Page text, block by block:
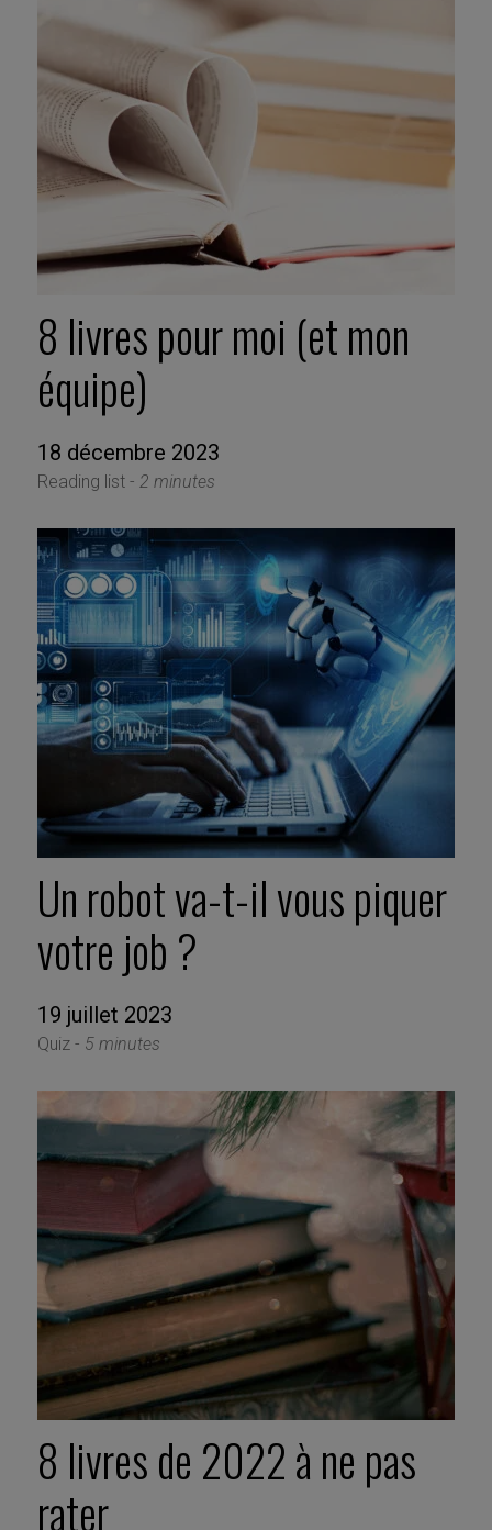
8 livres pour moi (et mon
équipe)
18 décembre 2023
Reading list - 2 minutes
Un robot va-t-il vous piquer
votre job ?
19 juillet 2023
Quiz - 5 minutes
8 livres de 2022 à ne pas
rater